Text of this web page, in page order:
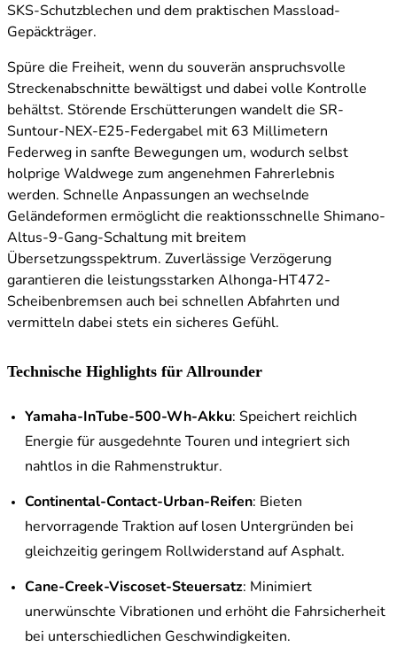
SKS-Schutzblechen und dem praktischen Massload-
Gepäckträger.
Spüre die Freiheit, wenn du souverän anspruchsvolle
Streckenabschnitte bewältigst und dabei volle Kontrolle
behältst. Störende Erschütterungen wandelt die SR-
Suntour-NEX-E25-Federgabel mit 63 Millimetern
Federweg in sanfte Bewegungen um, wodurch selbst
holprige Waldwege zum angenehmen Fahrerlebnis
werden. Schnelle Anpassungen an wechselnde
Geländeformen ermöglicht die reaktionsschnelle Shimano-
Altus-9-Gang-Schaltung mit breitem
Übersetzungsspektrum. Zuverlässige Verzögerung
garantieren die leistungsstarken Alhonga-HT472-
Scheibenbremsen auch bei schnellen Abfahrten und
vermitteln dabei stets ein sicheres Gefühl.
Technische Highlights für Allrounder
Yamaha-InTube-500-Wh-Akku: Speichert reichlich
Energie für ausgedehnte Touren und integriert sich
nahtlos in die Rahmenstruktur.
Continental-Contact-Urban-Reifen: Bieten
hervorragende Traktion auf losen Untergründen bei
gleichzeitig geringem Rollwiderstand auf Asphalt.
Cane-Creek-Viscoset-Steuersatz: Minimiert
unerwünschte Vibrationen und erhöht die Fahrsicherheit
bei unterschiedlichen Geschwindigkeiten.